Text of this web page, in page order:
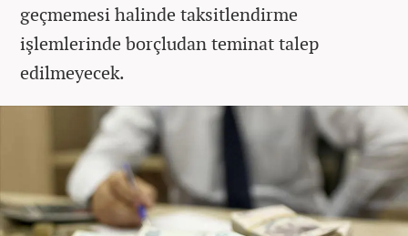
geçmemesi halinde taksitlendirme
işlemlerinde borçludan teminat talep
edilmeyecek.